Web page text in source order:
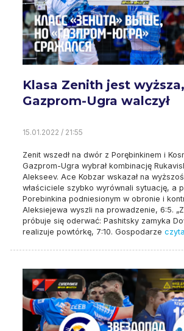
Klasa Zenith jest
Gazprom-Ugra walczył
15.01.2022 / 21:55
Zenit wszedł na dwór z Porębinkinem i
Gazprom-Ugra wybrał kombinację
Alekseev. Ace Kobzar wskazał na
właściciele szybko wyrównali sytuację, a
Porebinkina podniesionym w obronie i
Aleksiejewa wyszli na prowadzenie, 6:5.
próbuje się oderwać: Pashitsky zamyka
realizuje powtórkę, 7:10. Gospodarze